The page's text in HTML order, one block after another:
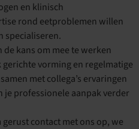
en klinisch
rond eetproblemen willen
specialiseren.
kans om mee te werken
vorming en regelmatige
met collega’s ervaringen
je professionele aanpak verder
contact met ons op, we